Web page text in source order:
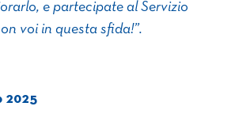
e partecipate al Servizio
voi in questa sfida!”.
2025